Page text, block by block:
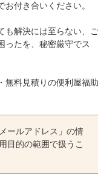
付き合いください。
も解決には至らない、ご
ったを、秘密厳守でス
無料見積りの便利屋福助
ールアドレス」の情
目的の範囲で扱うこ